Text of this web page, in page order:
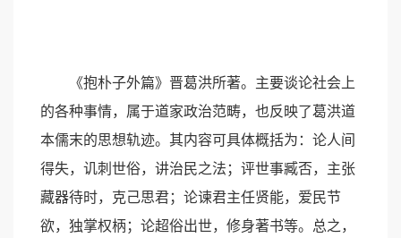
《抱朴子外篇》晋葛洪所著。主要谈论社会上
的各种事情，属于道家政治范畴，也反映了葛洪道
本儒末的思想轨迹。其内容可具体概括为：论人间
得失，讥刺世俗，讲治民之法；评世事臧否，主张
藏器待时，克己思君；论谏君主任贤能，爱民节
欲，独掌权柄；论超俗出世，修身著书等。总之，